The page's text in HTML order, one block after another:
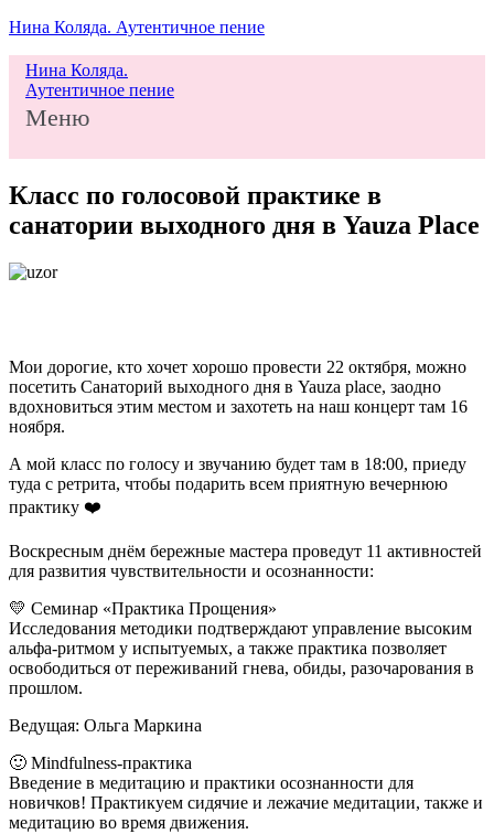
Нина Коляда. Аутентичное пение
Нина Коляда.
Аутентичное пение
Меню
Класс по голосовой практике в
санатории выходного дня в Yauza Place
Мои дорогие, кто хочет хорошо провести 22 октября, можно
посетить Санаторий выходного дня в Yauza place, заодно
вдохновиться этим местом и захотеть на наш концерт там 16
ноября.
А мой класс по голосу и звучанию будет там в 18:00, приеду
туда с ретрита, чтобы подарить всем приятную вечернюю
практику ❤️
Воскресным днём бережные мастера проведут 11 активностей
для развития чувствительности и осознанности:
💛 Семинар «Практика Прощения»
Исследования методики подтверждают управление высоким
альфа-ритмом у испытуемых, а также практика позволяет
освободиться от переживаний гнева, обиды, разочарования в
прошлом.
Ведущая: Ольга Маркина
🙂 Mindfulness-практика
Введение в медитацию и практики осознанности для
новичков! Практикуем сидячие и лежачие медитации, также и
медитацию во время движения.